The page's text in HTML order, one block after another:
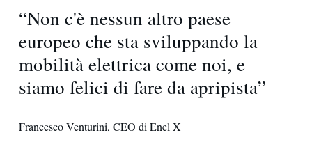
“Non c'è nessun altro paese
europeo che sta sviluppando la
mobilità elettrica come noi, e
siamo felici di fare da apripista”
Francesco Venturini, CEO di Enel X